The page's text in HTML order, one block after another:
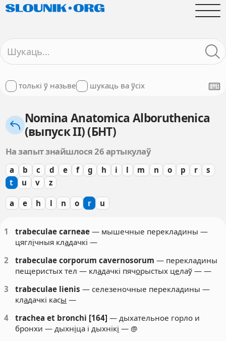
толькі ў назьве шукаць ва ўсіх
Nomina Anatomica Alboruthenica
(выпуск II) (БНТ)
На запыт знайшлося 26 артыкулаў
a b c d e f g h i l m n o p r
s
t
u v z
a e h l n o r u
1 trabeculae carneae — мышечные перекладины —
цяглічныя кладачкі —
2
trabeculae corporum cavernosorum — перекладины
пещеристых тел — кладачкі пячорыстых целаў — —
3
trabeculae lienis — селезеночные перекладины —
кладачкі касы —
4
trachea et bronchi [164] — дыхательное горло и
бронхи — дыхніца і дыхнікі — @